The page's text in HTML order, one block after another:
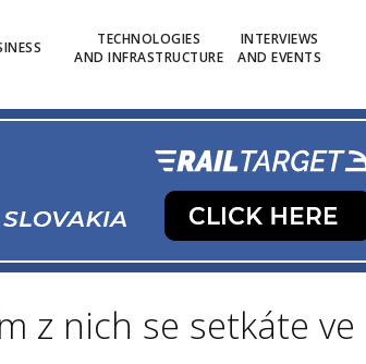
TECHNOLOGIES
AND INFRASTRUCTURE
INTERVIEWS
AND EVENTS
z nich se setkáte ve